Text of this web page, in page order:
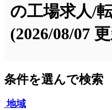
の工場求人/
(2026/08/07
条件を選んで検索
地域